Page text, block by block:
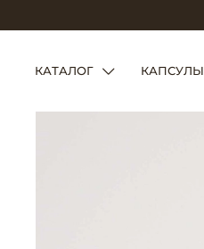
КАТАЛОГ КАПСУЛЫ